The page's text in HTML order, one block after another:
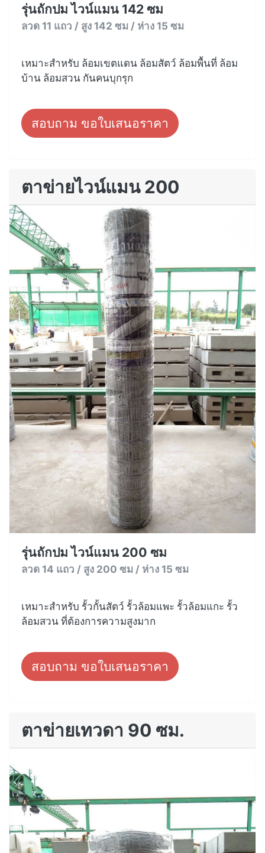
รุ่นถักปม ไวน์แมน 142 ซม
ลวด 11 แถว / สูง 142 ซม / ห่าง 15 ซม
เหมาะสำหรับ ล้อมเขตแดน ล้อมสัตว์ ล้อมพื้นที่ ล้อม
บ้าน ล้อมสวน กันคนบุกรุก
สอบถาม ขอใบเสนอราคา
ตาข่ายไวน์แมน 200
รุ่นถักปม ไวน์แมน 200 ซม
ลวด 14 แถว / สูง 200 ซม / ห่าง 15 ซม
เหมาะสำหรับ รั้วกั้นสัตว์ รั้วล้อมแพะ รั้วล้อมแกะ รั้ว
ล้อมสวน ที่ต้องการความสูงมาก
สอบถาม ขอใบเสนอราคา
ตาข่ายเทวดา 90 ซม.